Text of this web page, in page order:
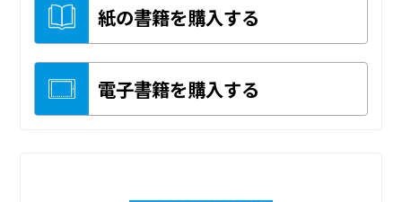
紙の書籍を購入する
電子書籍を購入する